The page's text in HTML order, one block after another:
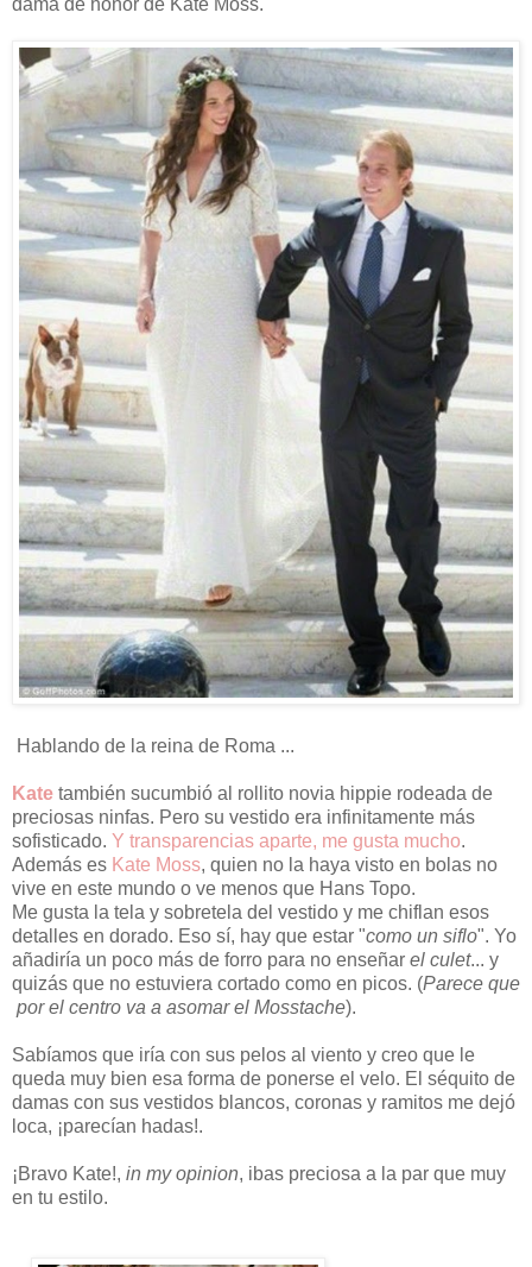
dama de honor de Kate Moss.
Hablando de la reina de Roma ...
Kate también sucumbió al rollito novia hippie rodeada de
preciosas ninfas. Pero su vestido era infinitamente más
sofisticado. Y transparencias aparte, me gusta mucho.
Además es Kate Moss, quien no la haya visto en bolas no
vive en este mundo o ve menos que Hans Topo.
Me gusta la tela y sobretela del vestido y me chiflan esos
detalles en dorado. Eso sí, hay que estar "como un siflo". Yo
añadiría un poco más de forro para no enseñar el culet... y
quizás que no estuviera cortado como en picos. (Parece que
por el centro va a asomar el Mosstache).
Sabíamos que iría con sus pelos al viento y creo que le
queda muy bien esa forma de ponerse el velo. El séquito de
damas con sus vestidos blancos, coronas y ramitos me dejó
loca, ¡parecían hadas!.
¡Bravo Kate!, in my opinion, ibas preciosa a la par que muy
en tu estilo.